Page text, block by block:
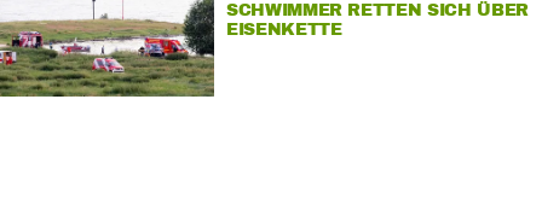
SCHWIMMER RETTEN SICH ÜBER
EISENKETTE